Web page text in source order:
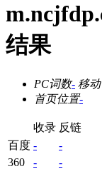
结果
PC词数- 移
首页位置-
收录 反链
百度 -
-
360
-
-